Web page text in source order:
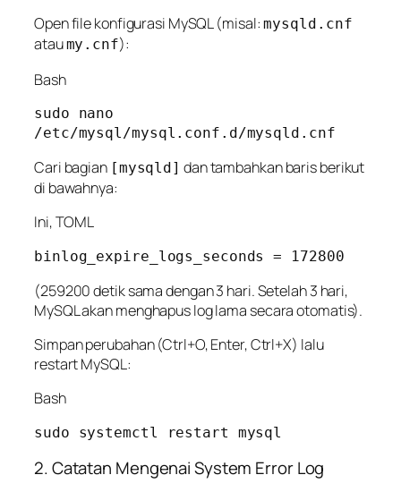
Open file konfigurasi MySQL (misal:mysqld.cnf
ataumy.cnf):
Bash
sudo nano
Cari bagian [mysqld] dan tambahkan baris berikut
di bawahnya:
Ini, TOML
(259200 detik sama dengan 3 hari. Setelah 3 hari,
MySQL akan menghapus log lama secara otomatis).
Simpan perubahan (Ctrl+O, Enter, Ctrl+X) lalu
restart MySQL:
Bash
2. Catatan Mengenai System Error Log